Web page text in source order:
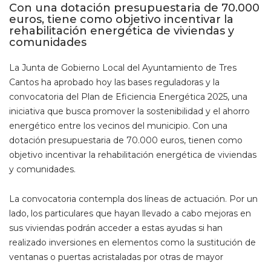
Con una dotación presupuestaria de 70.000
euros, tiene como objetivo incentivar la
rehabilitación energética de viviendas y
comunidades
La Junta de Gobierno Local del Ayuntamiento de Tres
Cantos ha aprobado hoy las bases reguladoras y la
convocatoria del Plan de Eficiencia Energética 2025, una
iniciativa que busca promover la sostenibilidad y el ahorro
energético entre los vecinos del municipio. Con una
dotación presupuestaria de 70.000 euros, tienen como
objetivo incentivar la rehabilitación energética de viviendas
y comunidades.
La convocatoria contempla dos líneas de actuación. Por un
lado, los particulares que hayan llevado a cabo mejoras en
sus viviendas podrán acceder a estas ayudas si han
realizado inversiones en elementos como la sustitución de
ventanas o puertas acristaladas por otras de mayor